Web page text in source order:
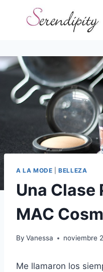
A LA MODE |BELLEZA
Una Clase
MAC
By Vanessa noviembre
Me llamaron los